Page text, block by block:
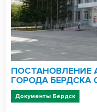
ПОСТАНОВЛЕНИЕ
ГОРОДА БЕРДСКА
Документы Бердск